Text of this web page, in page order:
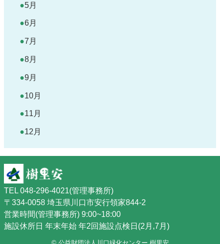
5月
6月
7月
8月
9月
10月
11月
12月
TEL 048-296-4021(管理事務所)
〒334-0058 埼玉県川口市安行領家844-2
営業時間(管理事務所) 9:00~18:00
施設休所日 年末年始 年2回施設点検日(2月,7月)